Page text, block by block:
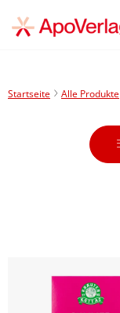
Startseite Alle Produkte